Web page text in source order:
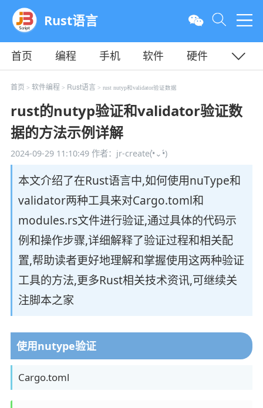
Rust语言
首页 编程 手机 软件
硬件
教程
平面 服务器
首页 > 软件编程 > Rust语言 > rust nutyp和validator验证数据
rust的nutyp验证和validator验证数
据的方法示例详解
2024-09-29 11:10:49作者：jr-create(•̀⌄•́)
本文介绍了在Rust语言中,如何使用nuType和
validator两种工具来对Cargo.toml和
modules.rs文件进行验证,通过具体的代码示
例和操作步骤,详细解释了验证过程和相关配
置,帮助读者更好地理解和掌握使用这两种验证
工具的方法,更多Rust相关技术资讯,可继续关
注脚本之家
使用nutype验证
Cargo.toml